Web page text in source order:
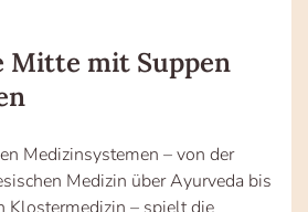
Mitte mit Suppen
Medizinsystemen – von der
Medizin über Ayurveda bis